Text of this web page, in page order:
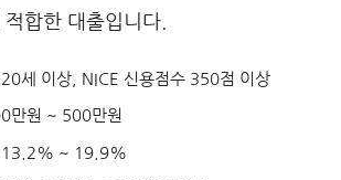
합한 대출입니다.
세 이상, NICE 신용점수 350점 이상
만원 ~ 500만원
13.2% ~ 19.9%